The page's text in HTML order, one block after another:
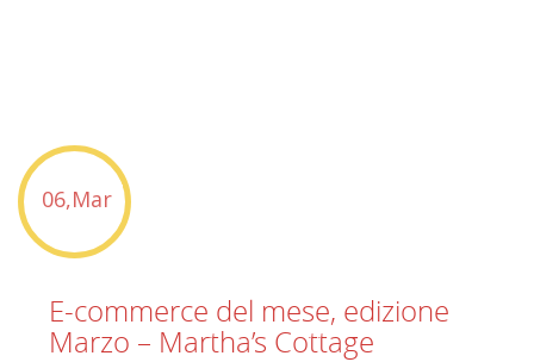
06,Mar
E-commerce del mese, edizione
Marzo – Martha’s Cottage